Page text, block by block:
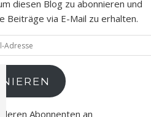
diesen Blog zu abonnieren und
Beiträge via E-Mail zu erhalten.
Abonnenten an